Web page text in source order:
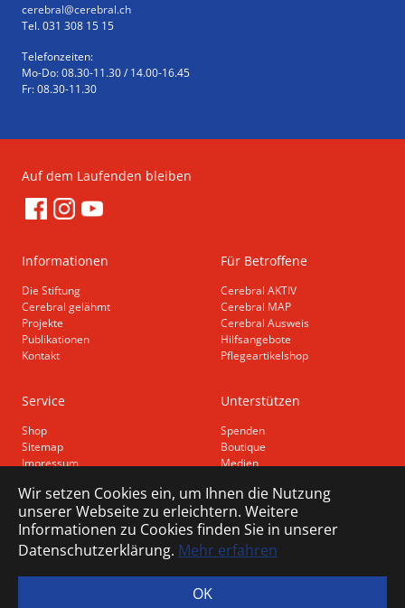
Wir setzen Cookies ein, um Ihnen die Nutzung
unserer Webseite zu erleichtern. Weitere
Informationen zu Cookies finden Sie in unserer
Datenschutzerklärung. Mehr erfahren
OK
cerebral@cerebral.ch
Tel. 031 308 15 15
Telefonzeiten:
Mo-Do: 08.30-11.30 / 14.00-16.45
Fr: 08.30-11.30
Auf dem Laufenden bleiben
Informationen
Die Stiftung
Cerebral gelähmt
Projekte
Publikationen
Kontakt
Für Betroffene
Cerebral AKTIV
Cerebral MAP
Cerebral Ausweis
Hilfsangebote
Pflegeartikelshop
Service
Shop
Sitemap
Impressum
Barrierefreiheit
Unterstützen
Spenden
Boutique
Medien
Steuerbefreiungsnummer: CHE-107.810.503
© Schweizerische Stiftung für das cerebral gelähmte Kind